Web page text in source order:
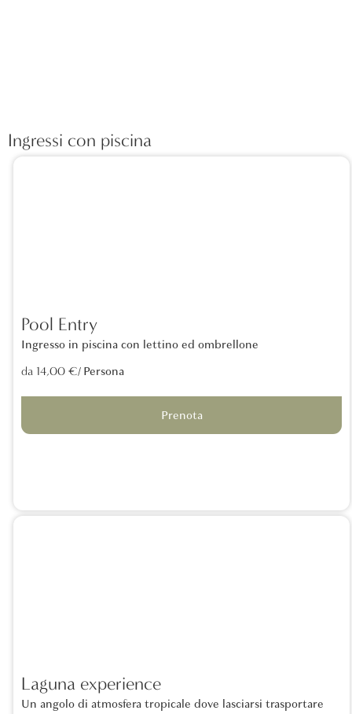
Ingressi con piscina
Pool Entry
Ingresso in piscina con lettino ed ombrellone
da 14,00 €/ Persona
Prenota
Laguna experience
Un angolo di atmosfera tropicale dove lasciarsi trasportare